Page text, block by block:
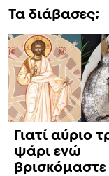
Τα διάβασες;
Γιατί αύριο
ψάρι ενώ